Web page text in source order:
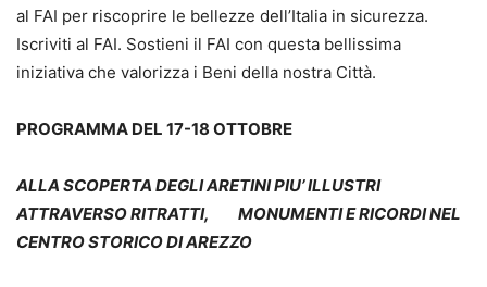
al FAI per riscoprire le bellezze dell’Italia in sicurezza.
Iscriviti al FAI. Sostieni il FAI con questa bellissima
iniziativa che valorizza i Beni della nostra Città.
PROGRAMMA DEL 17-18 OTTOBRE
ALLA SCOPERTA DEGLI ARETINI PIU’ ILLUSTRI
ATTRAVERSO RITRATTI, MONUMENTI E RICORDI NEL
CENTRO STORICO DI AREZZO